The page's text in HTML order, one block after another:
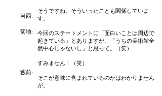
そうですね。そういったことも関係していま
す。
今回のステートメントに「面白いことは周辺で
起きている」とありますが、「うちの美術館全
然中心じゃないし」と思って。（笑）
すみません！（笑）
そこが意味に含まれているのかはわかりません
が。
菊地:
河西:
藪前: